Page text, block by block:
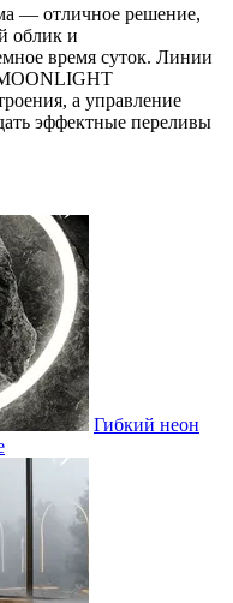
— отличное решение,
облик и
время суток. Линии
а управление
эффектные переливы
Гибкий неон